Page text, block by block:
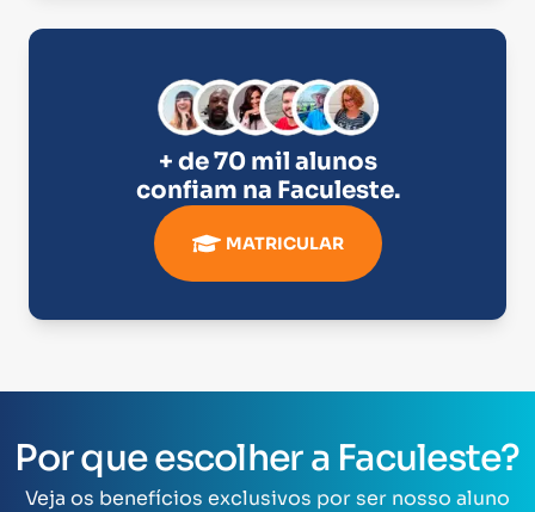
+ de 70 mil alunos
confiam na Faculeste.
MATRICULAR
Por que escolher a Faculeste?
Veja os benefícios exclusivos por ser nosso aluno